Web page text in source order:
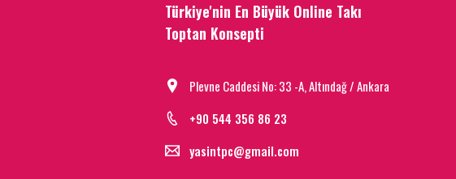
Türkiye'nin En Büyük Online Takı
Toptan Konsepti
Plevne Caddesi No: 33 -A, Altındağ / Ankara
+90 544 356 86 23
yasintpc@gmail.com